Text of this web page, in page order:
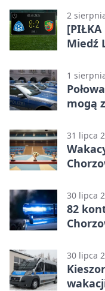
2
Miedź
1
mogą
31 lipca
30 lipca
82
30 lipca